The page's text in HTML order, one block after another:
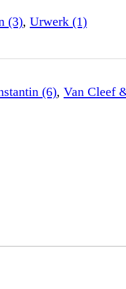
(3), Urwerk (1)
(6), Van Cleef